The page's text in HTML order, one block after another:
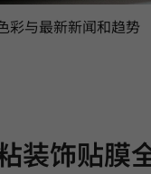
彩与最新新闻和趋势
装饰贴膜